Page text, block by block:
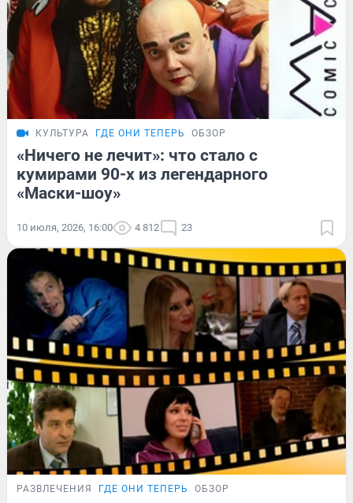
КУЛЬТУРА ГДЕ ОНИ ТЕПЕРЬ ОБЗОР
«Ничего не лечит»: что стало с
кумирами 90-х из легендарного
«Маски-шоу»
10 июля, 2026, 16:00 4 812 23
РАЗВЛЕЧЕНИЯ ГДЕ ОНИ ТЕПЕРЬ ОБЗОР